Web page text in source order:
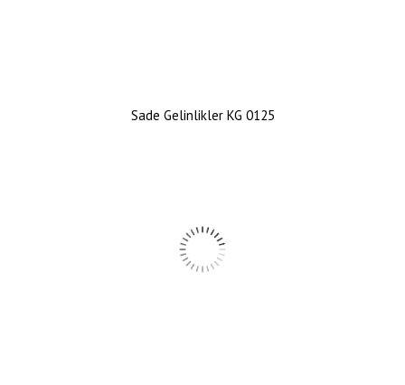
Sade Gelinlikler KG 0125